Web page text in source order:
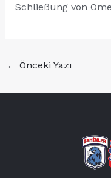
Schließung von
← Önceki Yazı